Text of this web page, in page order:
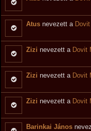
Atus nevezett a
Zizi nevezett a Dovit
Zizi nevezett a Dovit
Zizi nevezett a Dovit
Barinkai János